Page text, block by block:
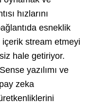
hızlarını
esneklik
stream etmeyi
hale getiriyor.
yazılımı ve
zeka